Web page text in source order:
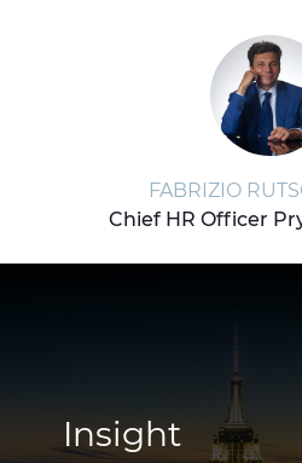
FABRIZIO
Chief HR Officer
Insight